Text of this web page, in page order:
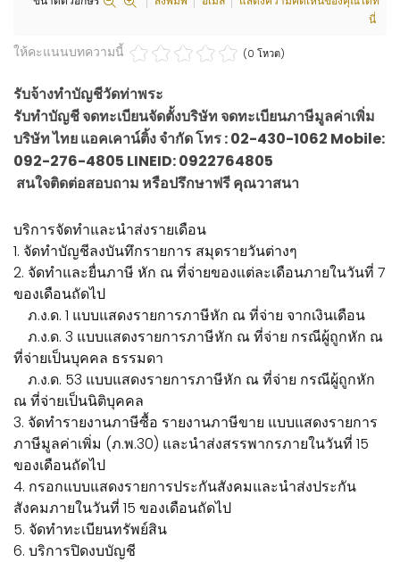
นี่
ให้คะแนนบทความนี้ (0 โหวต)
รับจ้างทำบัญชีวัดท่าพระ
รับทำบัญชี จดทะเบียนจัดตั้งบริษัท จดทะเบียนภาษีมูลค่าเพิ่ม
บริษัท ไทย แอคเคาน์ติ้ง จำกัด โทร : 02-430-1062 Mobile:
092-276-4805 LINEID: 0922764805
สนใจติดต่อสอบถาม หรือปรึกษาฟรี คุณวาสนา
บริการจัดทำและนำส่งรายเดือน
1. จัดทำบัญชีลงบันทึกรายการ สมุดรายวันต่างๆ
2. จัดทำและยื่นภาษี หัก ณ ที่จ่ายของแต่ละเดือนภายในวันที่ 7
ของเดือนถัดไป
ภ.ง.ด. 1 แบบแสดงรายการภาษีหัก ณ ที่จ่าย จากเงินเดือน
ภ.ง.ด. 3 แบบแสดงรายการภาษีหัก ณ ที่จ่าย กรณีผู้ถูกหัก ณ
ที่จ่ายเป็นบุคคล ธรรมดา
ภ.ง.ด. 53 แบบแสดงรายการภาษีหัก ณ ที่จ่าย กรณีผู้ถูกหัก
ณ ที่จ่ายเป็นนิติบุคคล
3. จัดทำรายงานภาษีซื้อ รายงานภาษีขาย แบบแสดงรายการ
ภาษีมูลค่าเพิ่ม (ภ.พ.30) และนำส่งสรรพากรภายในวันที่ 15
ของเดือนถัดไป
4. กรอกแบบแสดงรายการประกันสังคมและนำส่งประกัน
สังคมภายในวันที่ 15 ของเดือนถัดไป
5. จัดทำทะเบียนทรัพย์สิน
6. บริการปิดงบบัญชี